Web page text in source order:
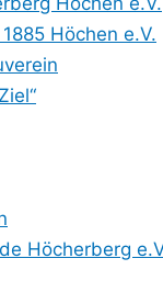
Höchen e.V.
Höcherberg